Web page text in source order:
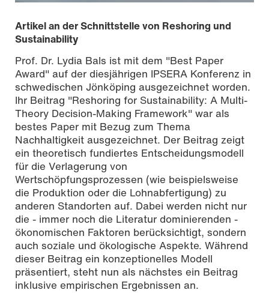
Artikel an der Schnittstelle von Reshoring und
Sustainability
Prof. Dr. Lydia Bals ist mit dem "Best Paper
Award" auf der diesjährigen IPSERA Konferenz in
schwedischen Jönköping ausgezeichnet worden.
Ihr Beitrag "Reshoring for Sustainability: A Multi-
Theory Decision-Making Framework" war als
bestes Paper mit Bezug zum Thema
Nachhaltigkeit ausgezeichnet. Der Beitrag zeigt
ein theoretisch fundiertes Entscheidungsmodell
für die Verlagerung von
Wertschöpfungsprozessen (wie beispielsweise
die Produktion oder die Lohnabfertigung) zu
anderen Standorten auf. Dabei werden nicht nur
die - immer noch die Literatur dominierenden -
ökonomischen Faktoren berücksichtigt, sondern
auch soziale und ökologische Aspekte. Während
dieser Beitrag ein konzeptionelles Modell
präsentiert, steht nun als nächstes ein Beitrag
inklusive empirischen Ergebnissen an.